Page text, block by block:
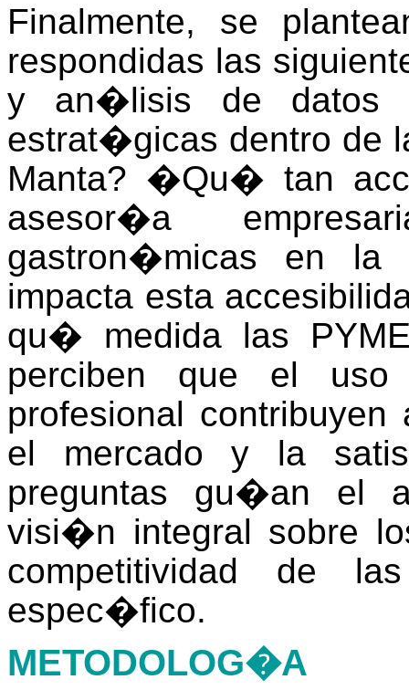
Finalmente, se
respondidas las
y an�lisis de datos
estrat�gicas dentro de
Manta? �Qu� tan
asesor�a
gastron�micas en
impacta esta
qu� medida las
perciben que el
profesional
el mercado y la
preguntas gu�an el
visi�n integral sobre
competitividad de
espec�fico.
METODOLOG�A